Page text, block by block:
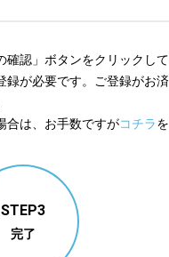
認」ボタンをクリックして
が必要です。ご登録がお
合は、お手数ですがコチラ
STEP3
完了